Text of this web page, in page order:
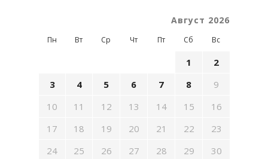
Август 2026
Пн Вт Ср Чт Пт Сб Вс
1
2
3
4 5 6 7 8
9
10
11 12 13 14 15
16
17
18 19 20 21 22
23
24
25 26 27 28 29
30